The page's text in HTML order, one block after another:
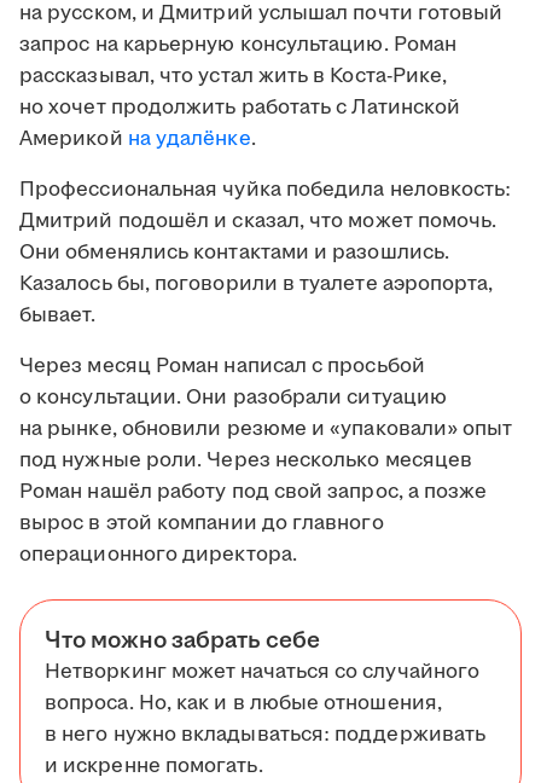
на русском, и Дмитрий услышал почти готовый
запрос на карьерную консультацию. Роман
рассказывал, что устал жить в Коста-Рике,
но хочет продолжить работать с Латинской
Америкой на удалёнке.
Профессиональная чуйка победила неловкость:
Дмитрий подошёл и сказал, что может помочь.
Они обменялись контактами и разошлись.
Казалось бы, поговорили в туалете аэропорта,
бывает.
Через месяц Роман написал с просьбой
о консультации. Они разобрали ситуацию
на рынке, обновили резюме и «упаковали» опыт
под нужные роли. Через несколько месяцев
Роман нашёл работу под свой запрос, а позже
вырос в этой компании до главного
операционного директора.
Что можно забрать себе
Нетворкинг может начаться со случайного
вопроса. Но, как и в любые отношения,
в него нужно вкладываться: поддерживать
и искренне помогать.